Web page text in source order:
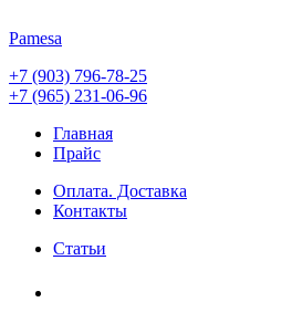
Pamesa
+7 (903) 796-78-25
+7 (965) 231-06-96
Главная
Прайс
Оплата. Доставка
Контакты
Статьи